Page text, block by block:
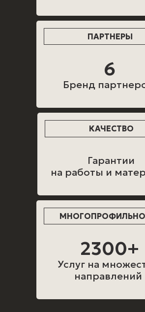
2300+
Услуг на
направлений
6
Бренд
ПАРТНЕРЫ
Гарантии
на работы и
КАЧЕСТВО